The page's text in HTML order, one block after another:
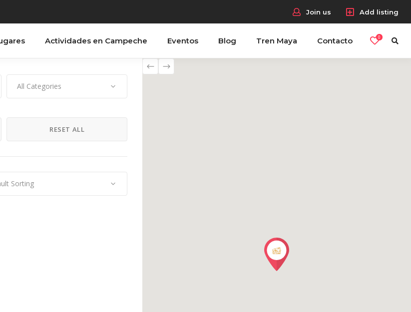
Join us Add listing
Actividades en Campeche Eventos Blog Tren Maya Contacto 0
All Categories
RESET ALL
Sorting